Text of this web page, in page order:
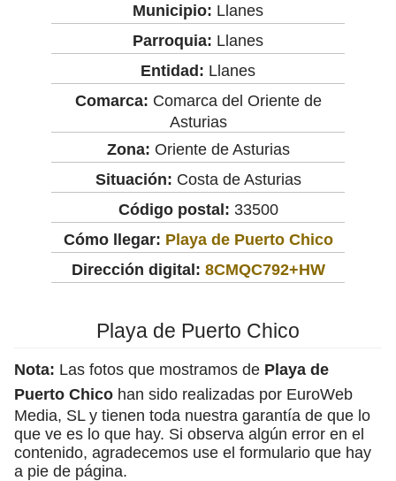
Municipio: Llanes
Parroquia: Llanes
Entidad: Llanes
Comarca: Comarca del Oriente de
Asturias
Zona: Oriente de Asturias
Situación: Costa de Asturias
Código postal: 33500
Cómo llegar: Playa de Puerto Chico
Dirección digital: 8CMQC792+HW
Playa de Puerto Chico
Nota: Las fotos que mostramos de Playa de
Puerto Chico han sido realizadas por EuroWeb
Media, SL y tienen toda nuestra garantía de que lo
que ve es lo que hay. Si observa algún error en el
contenido, agradecemos use el formulario que hay
a pie de página.